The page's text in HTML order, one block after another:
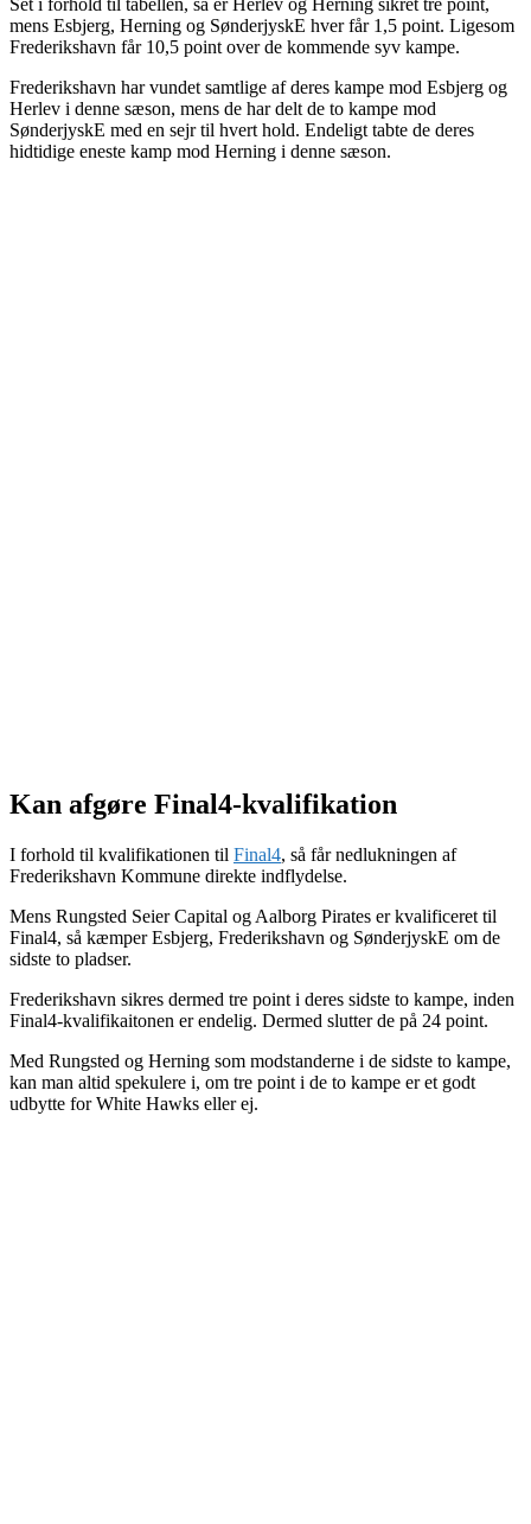
mens Esbjerg, Herning og SønderjyskE hver får 1,5 point. Ligesom
Frederikshavn får 10,5 point over de kommende syv kampe.
Frederikshavn har vundet samtlige af deres kampe mod Esbjerg og
Herlev i denne sæson, mens de har delt de to kampe mod
SønderjyskE med en sejr til hvert hold. Endeligt tabte de deres
hidtidige eneste kamp mod Herning i denne sæson.
Kan afgøre Final4-kvalifikation
I forhold til kvalifikationen til Final4, så får nedlukningen af
Frederikshavn Kommune direkte indflydelse.
Mens Rungsted Seier Capital og Aalborg Pirates er kvalificeret til
Final4, så kæmper Esbjerg, Frederikshavn og SønderjyskE om de
sidste to pladser.
Frederikshavn sikres dermed tre point i deres sidste to kampe, inden
Final4-kvalifikaitonen er endelig. Dermed slutter de på 24 point.
Med Rungsted og Herning som modstanderne i de sidste to kampe,
kan man altid spekulere i, om tre point i de to kampe er et godt
udbytte for White Hawks eller ej.